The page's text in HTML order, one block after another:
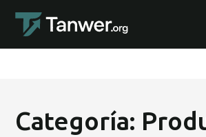
Categoría: